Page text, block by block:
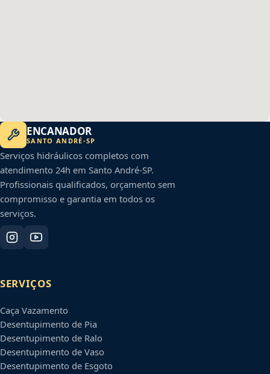
ENCANADOR
SANTO ANDRÉ-SP
Serviços hidráulicos completos com
atendimento 24h em Santo André-SP.
Profissionais qualificados, orçamento sem
compromisso e garantia em todos os
serviços.
SERVIÇOS
Caça Vazamento
Desentupimento de Pia
Desentupimento de Ralo
Desentupimento de Vaso
Desentupimento de Esgoto